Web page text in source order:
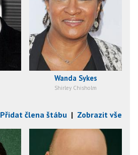
Wanda Sykes
Shirley Chisholm
Přidat člena štábu | Zobrazit vše